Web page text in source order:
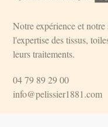
Notre expérience et
l'expertise des tissus,
leurs traitements.
04 79 89 29 00
info@pelissier1881.com